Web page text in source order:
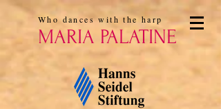
MARIA PALATINE
Who dances with the harp